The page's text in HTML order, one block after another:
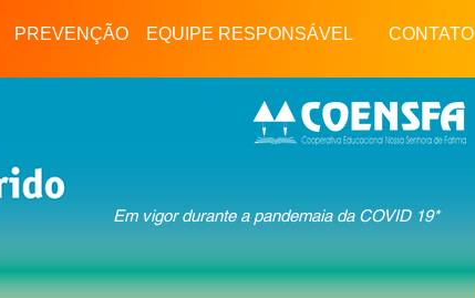
Professor Aluno Livraria
Em vigor durante a pandemaia da COVID 19*
PREVENÇÃO EQUIPE RESPONSÁVEL CONTATO